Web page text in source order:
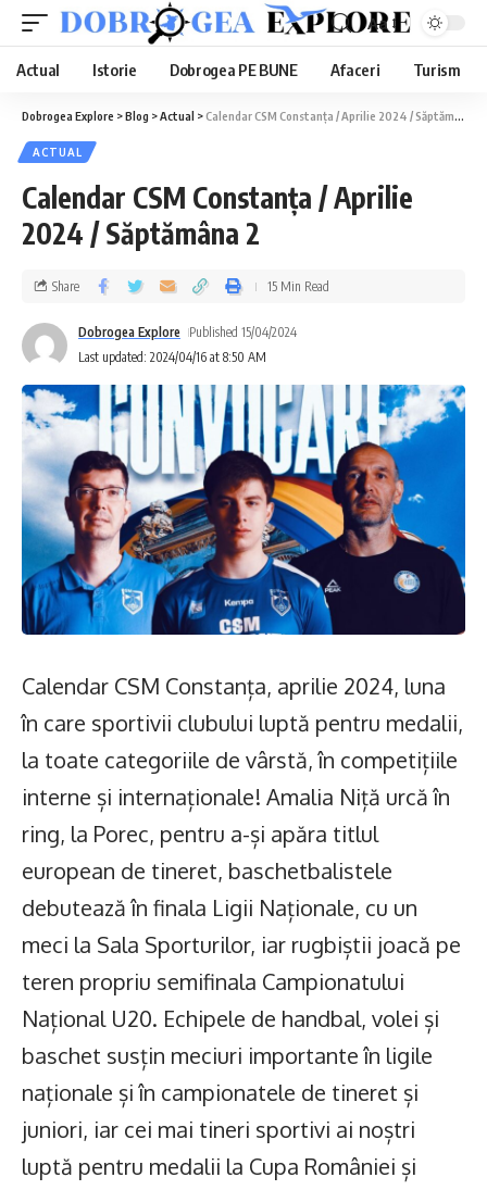
Aa
Actual Istorie Dobrogea PE BUNE Afaceri Turism
Dobrogea Explore >Blog >Actual >Calendar CSM Constanța / Aprilie 2024 / Săptămâna 2
ACTUAL
Calendar CSM Constanța / Aprilie
2024 / Săptămâna 2
Last updated: 2024/04/16 at 8:50 AM
Dobrogea Explore Published 15/04/2024
Share 15 Min Read
Calendar CSM Constanța, aprilie 2024, luna
în care sportivii clubului luptă pentru medalii,
la toate categoriile de vârstă, în competițiile
interne și internaționale! Amalia Niță urcă în
ring, la Porec, pentru a-și apăra titlul
european de tineret, baschetbalistele
debutează în finala Ligii Naționale, cu un
meci la Sala Sporturilor, iar rugbiștii joacă pe
teren propriu semifinala Campionatului
Național U20. Echipele de handbal, volei și
baschet susțin meciuri importante în ligile
naționale și în campionatele de tineret și
juniori, iar cei mai tineri sportivi ai noștri
luptă pentru medalii la Cupa României și